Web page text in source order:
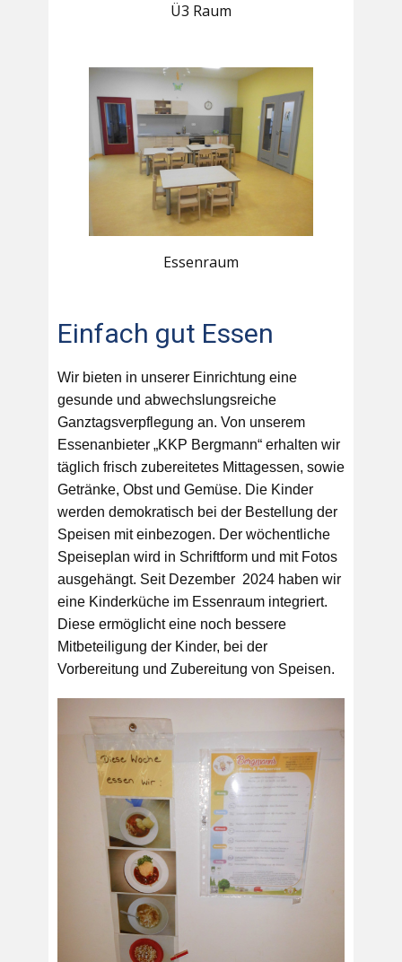
Ü3 Raum
Essenraum
Einfach gut Essen
Wir bieten in unserer Einrichtung eine
gesunde und abwechslungsreiche
Ganztagsverpflegung an. Von unserem
Essenanbieter „KKP Bergmann“ erhalten wir
täglich frisch zubereitetes Mittagessen, sowie
Getränke, Obst und Gemüse. Die Kinder
werden demokratisch bei der Bestellung der
Speisen mit einbezogen. Der wöchentliche
Speiseplan wird in Schriftform und mit Fotos
ausgehängt. Seit Dezember 2024 haben wir
eine Kinderküche im Essenraum integriert.
Diese ermöglicht eine noch bessere
Mitbeteiligung der Kinder, bei der
Vorbereitung und Zubereitung von Speisen.